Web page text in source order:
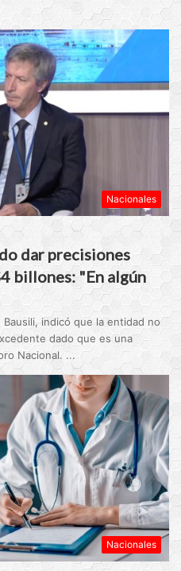
Nacionales
dar precisiones
billones: "En algún
Bausili, indicó que la entidad no
dado que es una
Nacional. ...
Nacionales